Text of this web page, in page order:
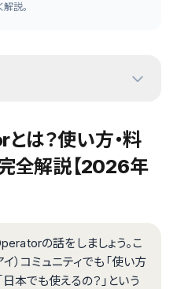
説。
は？使い方・料
全解説【2026年
の話をしましょう。こ
イ）コミュニティでも「使い方
日本でも使えるの？」という